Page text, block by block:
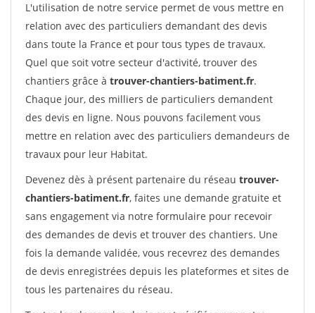
L'utilisation de notre service permet de vous mettre en
relation avec des particuliers demandant des devis
dans toute la France et pour tous types de travaux.
Quel que soit votre secteur d'activité, trouver des
chantiers grâce à trouver-chantiers-batiment.fr.
Chaque jour, des milliers de particuliers demandent
des devis en ligne. Nous pouvons facilement vous
mettre en relation avec des particuliers demandeurs de
travaux pour leur Habitat.
Devenez dès à présent partenaire du réseau trouver-
chantiers-batiment.fr, faites une demande gratuite et
sans engagement via notre formulaire pour recevoir
des demandes de devis et trouver des chantiers. Une
fois la demande validée, vous recevrez des demandes
de devis enregistrées depuis les plateformes et sites de
tous les partenaires du réseau.